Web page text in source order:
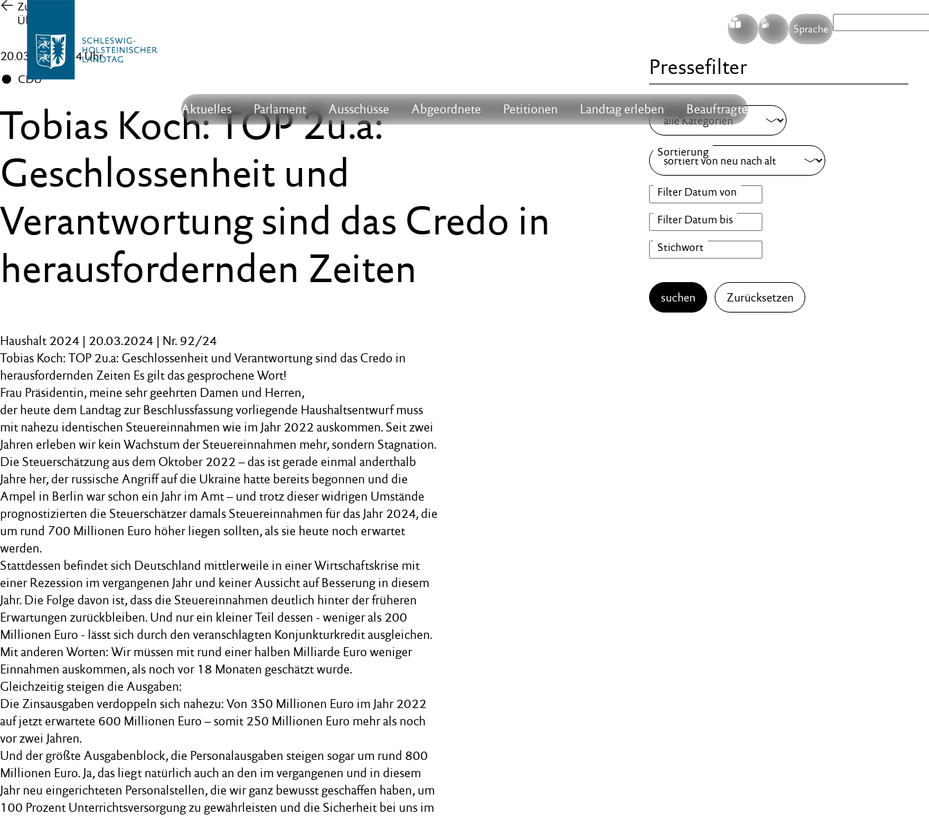
S G Sprache
Aktuelles Parlament Ausschüsse Abgeordnete Petitionen Landtag erleben Beauftragte
Zur
Übersicht
20.03.24 , 10:34 Uhr
CDU
Tobias Koch: TOP 2u.a:
Geschlossenheit und
Verantwortung sind das Credo in
herausfordernden Zeiten
Haushalt 2024 | 20.03.2024 | Nr. 92/24
Tobias Koch: TOP 2u.a: Geschlossenheit und Verantwortung sind das Credo in
herausfordernden Zeiten Es gilt das gesprochene Wort!
Frau Präsidentin, meine sehr geehrten Damen und Herren,
der heute dem Landtag zur Beschlussfassung vorliegende Haushaltsentwurf muss
mit nahezu identischen Steuereinnahmen wie im Jahr 2022 auskommen. Seit zwei
Jahren erleben wir kein Wachstum der Steuereinnahmen mehr, sondern Stagnation.
Die Steuerschätzung aus dem Oktober 2022 – das ist gerade einmal anderthalb
Jahre her, der russische Angriff auf die Ukraine hatte bereits begonnen und die
Ampel in Berlin war schon ein Jahr im Amt – und trotz dieser widrigen Umstände
prognostizierten die Steuerschätzer damals Steuereinnahmen für das Jahr 2024, die
um rund 700 Millionen Euro höher liegen sollten, als sie heute noch erwartet
werden.
Stattdessen befindet sich Deutschland mittlerweile in einer Wirtschaftskrise mit
einer Rezession im vergangenen Jahr und keiner Aussicht auf Besserung in diesem
Jahr. Die Folge davon ist, dass die Steuereinnahmen deutlich hinter der früheren
Erwartungen zurückbleiben. Und nur ein kleiner Teil dessen - weniger als 200
Millionen Euro - lässt sich durch den veranschlagten Konjunkturkredit ausgleichen.
Mit anderen Worten: Wir müssen mit rund einer halben Milliarde Euro weniger
Einnahmen auskommen, als noch vor 18 Monaten geschätzt wurde.
Gleichzeitig steigen die Ausgaben:
Die Zinsausgaben verdoppeln sich nahezu: Von 350 Millionen Euro im Jahr 2022
auf jetzt erwartete 600 Millionen Euro – somit 250 Millionen Euro mehr als noch
vor zwei Jahren.
Und der größte Ausgabenblock, die Personalausgaben steigen sogar um rund 800
Millionen Euro. Ja, das liegt natürlich auch an den im vergangenen und in diesem
Jahr neu eingerichteten Personalstellen, die wir ganz bewusst geschaffen haben, um
100 Prozent Unterrichtsversorgung zu gewährleisten und die Sicherheit bei uns im
Pressefilter
suchen Zurücksetzen